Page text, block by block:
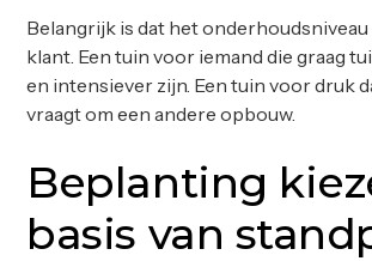
Belangrijk is dat het onderhoudsniveau
klant. Een tuin voor iemand die graag
en intensiever zijn. Een tuin voor druk
vraagt om een andere opbouw.
Beplanting
basis van